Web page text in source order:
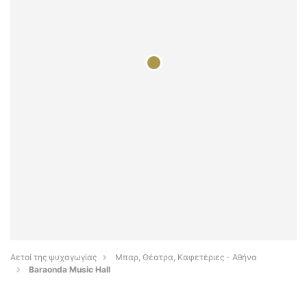
Αετοί της ψυχαγωγίας
Μπαρ, Θέατρα, Καφετέριες - Αθήνα
Baraonda Music Hall